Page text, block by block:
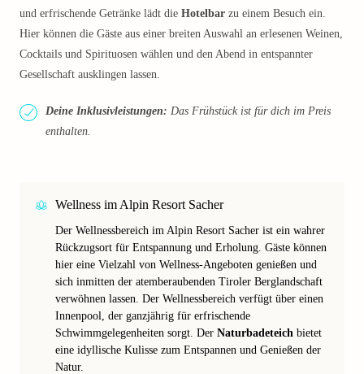
und erfrischende Getränke lädt die Hotelbar zu einem Besuch ein.
Hier können die Gäste aus einer breiten Auswahl an erlesenen Weinen,
Cocktails und Spirituosen wählen und den Abend in entspannter
Gesellschaft ausklingen lassen.
Deine Inklusivleistungen: Das Frühstück ist für dich im Preis
enthalten.
Wellness im Alpin Resort Sacher
Der Wellnessbereich im Alpin Resort Sacher ist ein wahrer
Rückzugsort für Entspannung und Erholung. Gäste können
hier eine Vielzahl von Wellness-Angeboten genießen und
sich inmitten der atemberaubenden Tiroler Berglandschaft
verwöhnen lassen. Der Wellnessbereich verfügt über einen
Innenpool, der ganzjährig für erfrischende
Schwimmgelegenheiten sorgt. Der Naturbadeteich bietet
eine idyllische Kulisse zum Entspannen und Genießen der
Natur.